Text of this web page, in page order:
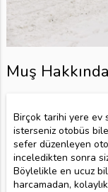
Muş Hakkında
Birçok tarihi yere ev
isterseniz otobüs
sefer düzenleyen
inceledikten sonra
Böylelikle en ucuz
harcamadan,